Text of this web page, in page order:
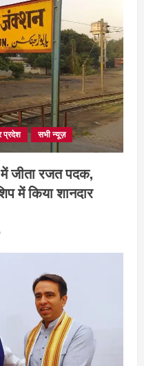
प्रदेश सभी न्यूज़
में जीता रजत पदक,
में किया शानदार